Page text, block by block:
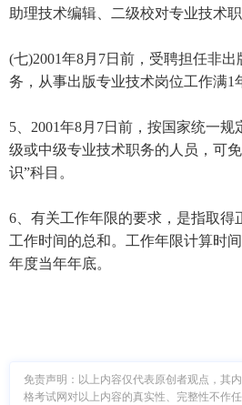
助理技术编辑、二级校对专业技术职
(七)2001年8月7日前，受聘担任非
务，从事出版专业技术岗位工作满1
5、2001年8月7日前，按国家统一
级或中级专业技术职务的人员，可
识”科目。
6、有关工作年限的要求，是指取得
工作时间的总和。工作年限计算时
年度当年年底。
免责声明： 以上内容仅代表原创者观点，其
格考试网对以上内容的真实性、完整性不作